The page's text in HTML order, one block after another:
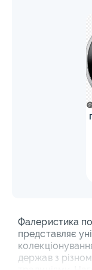
Фалеристика
представляє
держав з